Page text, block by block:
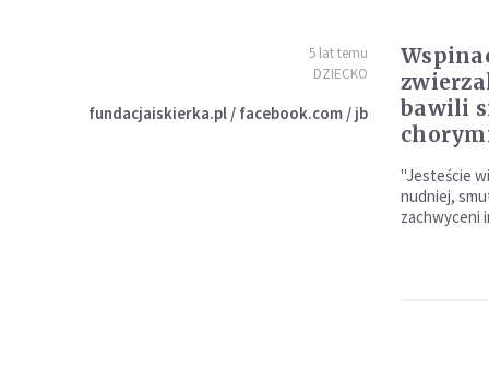
5 lat temu
DZIECKO
fundacjaiskierka.pl / facebook.com / jb
bawili
"Jesteście
nudniej,
zachwyceni